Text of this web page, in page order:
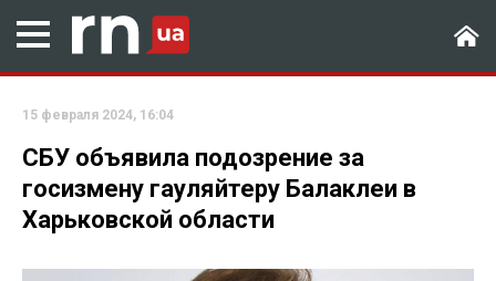
15 февраля 2024, 16:04
СБУ объявила подозрение за
госизмену гауляйтеру Балаклеи в
Харьковской области